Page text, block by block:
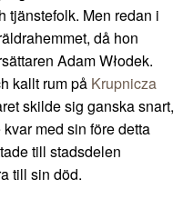
tjänstefolk. Men redan i
då hon
Adam Włodek.
kallt rum på Krupnicza
skilde sig ganska snart,
med sin före detta
till stadsdelen
till sin död.